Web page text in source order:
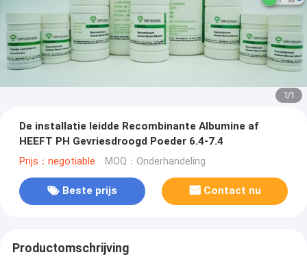
1/1
De installatie leidde Recombinante Albumine af
HEEFT PH Gevriesdroogd Poeder 6.4-7.4
Prijs：negotiable MOQ：Onderhandeling
Beste prijs Contact nu
Productomschrijving